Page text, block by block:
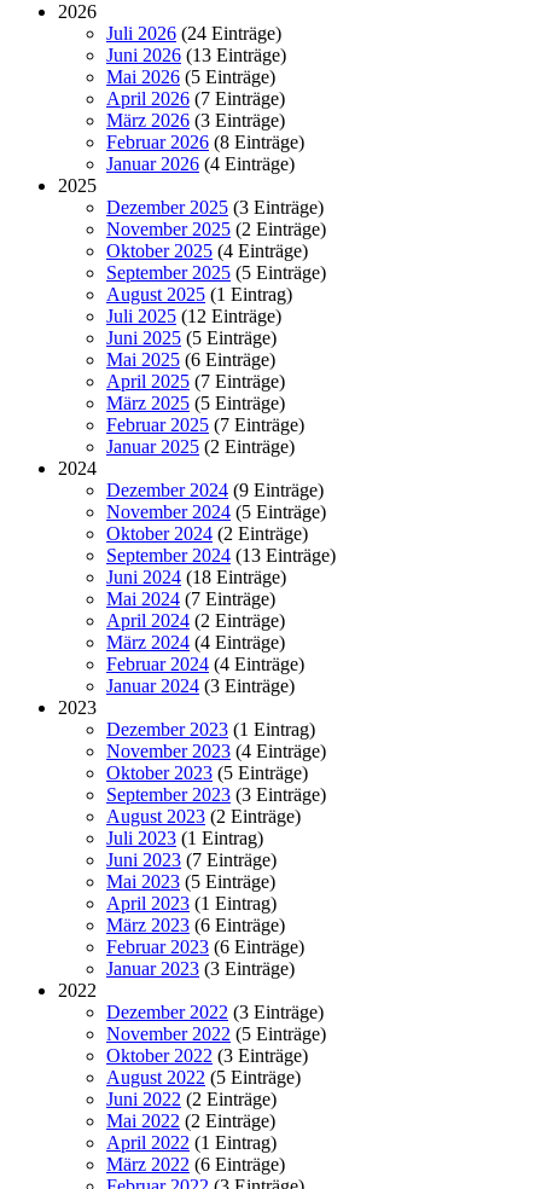
2026
Juli 2026 (24 Einträge)
Juni 2026 (13 Einträge)
Mai 2026 (5 Einträge)
April 2026 (7 Einträge)
März 2026 (3 Einträge)
Februar 2026 (8 Einträge)
Januar 2026 (4 Einträge)
2025
Dezember 2025 (3 Einträge)
November 2025 (2 Einträge)
Oktober 2025 (4 Einträge)
September 2025 (5 Einträge)
August 2025 (1 Eintrag)
Juli 2025 (12 Einträge)
Juni 2025 (5 Einträge)
Mai 2025 (6 Einträge)
April 2025 (7 Einträge)
März 2025 (5 Einträge)
Februar 2025 (7 Einträge)
Januar 2025 (2 Einträge)
2024
Dezember 2024 (9 Einträge)
November 2024 (5 Einträge)
Oktober 2024 (2 Einträge)
September 2024 (13 Einträge)
Juni 2024 (18 Einträge)
Mai 2024 (7 Einträge)
April 2024 (2 Einträge)
März 2024 (4 Einträge)
Februar 2024 (4 Einträge)
Januar 2024 (3 Einträge)
2023
Dezember 2023 (1 Eintrag)
November 2023 (4 Einträge)
Oktober 2023 (5 Einträge)
September 2023 (3 Einträge)
August 2023 (2 Einträge)
Juli 2023 (1 Eintrag)
Juni 2023 (7 Einträge)
Mai 2023 (5 Einträge)
April 2023 (1 Eintrag)
März 2023 (6 Einträge)
Februar 2023 (6 Einträge)
Januar 2023 (3 Einträge)
2022
Dezember 2022 (3 Einträge)
November 2022 (5 Einträge)
Oktober 2022 (3 Einträge)
August 2022 (5 Einträge)
Juni 2022 (2 Einträge)
Mai 2022 (2 Einträge)
April 2022 (1 Eintrag)
März 2022 (6 Einträge)